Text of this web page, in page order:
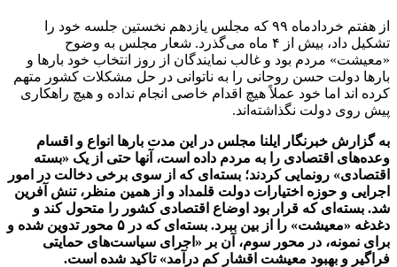
از هفتم خردادماه ۹۹ که مجلس یازدهم نخستین جلسه خود را
تشکیل داد، بیش از ۴ ماه می‌گذرد. شعار مجلس به وضوح
«معیشت» مردم بود و غالب نمایندگان از روز انتخاب خود بارها و
بارها دولت حسن روحانی را به ناتوانی در حل مشکلات کشور متهم
کرده اند اما خود عملاً هیچ اقدام خاصی انجام نداده و هیچ راهکاری
پیش روی دولت نگذاشته‌اند.
به گزارش خبرنگار ایلنا مجلس در این مدت بار‌ها انواع و اقسام
وعده‌های اقتصادی را به مردم داده است، آنها حتی از یک «بسته
اقتصادی» رونمایی کردند؛ بسته‌ای که از سوی برخی دخالت در امور
اجرایی و حوزه اختیارات دولت قلمداد و از همین منظر، تنش آفرین
شد. بسته‌ای که قرار بود اوضاع اقتصادی کشور را متحول کند و
دغدغه «معیشت» را از بین ببرد. بسته‌ای که در ۵ محور تدوین شده و
برای نمونه، در محور سوم، آن بر «اجرای سیاست‌های حمایتی
فراگیر و بهبود معیشت اقشار کم درآمد» تاکید شده است.